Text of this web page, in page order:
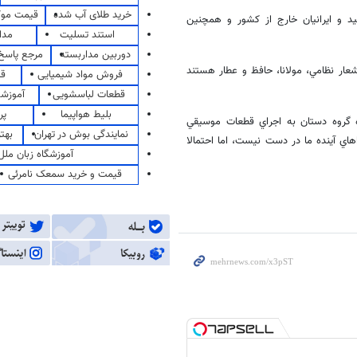
و ايرانيان خارج از كشور و همچنين
نظامي، مولانا، حافظ و عطار هستند
گروه دستان به اجراي قطعات موسيقي
آينده ما در دست نيست، اما احتمالا
خرید طلای آب شده
قیمت
استند تسلیت
دوربین مداربسته
مرجع
فروش مواد شیمیایی
قطعات لباسشویی
بلیط هواپیما
نمایندگی بوش در تهران
آموزشگاه زبان
قیمت و خرید سمعک نامرئی